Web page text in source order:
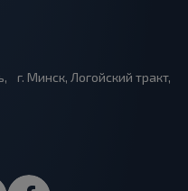
г. Минск, Логойский тракт,